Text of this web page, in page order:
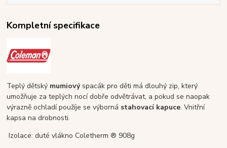
Kompletní specifikace
Teplý dětský mumiovýspacák pro děti má dlouhý zip, který
umožňuje za teplých nocí dobře odvětrávat, a pokud se naopak
výrazně ochladí použíje se výborná stahovací kapuce. Vnitřní
kapsa na drobnosti.
Izolace: duté vlákno Coletherm ® 908g